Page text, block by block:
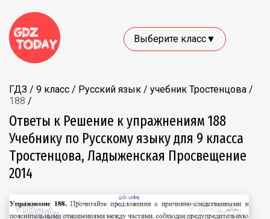
Выберите класс▼
ГДЗ / 9 класс / Русский язык / учебник Тростенцова /
188 /
Ответы к Решение к упражнениям 188
Учебнику по Русскому языку для 9 класса
Тростенцова, Ладыженская Просвещение
2014